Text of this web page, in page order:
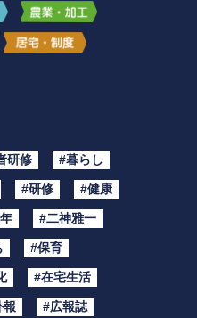
研修 #暮らし
#研修 #健康
#二神雅一
#保育
#在宅生活
報 #広報誌